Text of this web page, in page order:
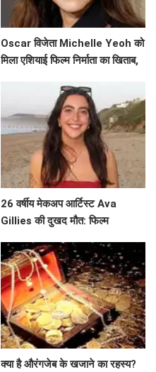
Oscar विजेता Michelle Yeoh को
मिला एशियाई फिल्म निर्माता का खिताब,
26 वर्षीय मेकअप आर्टिस्ट Ava
Gillies की दुखद मौत: फिल्म
क्या है औरंगजेब के खजाने का रहस्य?